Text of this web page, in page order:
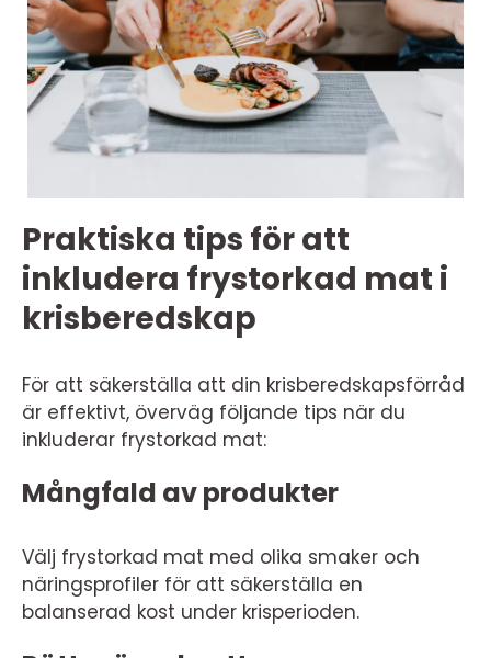
Praktiska tips för att
inkludera frystorkad mat i
krisberedskap
För att säkerställa att din krisberedskapsförråd
är effektivt, överväg följande tips när du
inkluderar frystorkad mat:
Mångfald av produkter
Välj frystorkad mat med olika smaker och
näringsprofiler för att säkerställa en
balanserad kost under krisperioden.